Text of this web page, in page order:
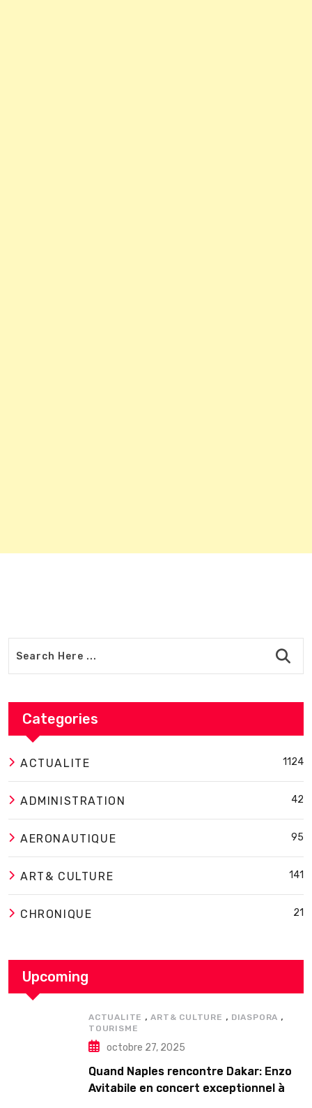
Categories
ACTUALITE 1124
ADMINISTRATION 42
AERONAUTIQUE 95
ART& CULTURE 141
CHRONIQUE 21
Upcoming
ACTUALITE ,ART& CULTURE , DIASPORA ,
TOURISME
octobre 27, 2025
Quand Naples rencontre Dakar: Enzo
Avitabile en concert exceptionnel à